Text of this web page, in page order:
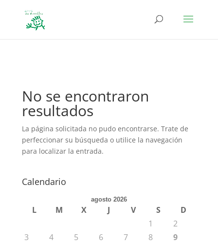
No se encontraron
resultados
La página solicitada no pudo encontrarse. Trate de
perfeccionar su búsqueda o utilice la navegación
para localizar la entrada.
Calendario
agosto 2026
L M X J V S
D
1
2
3
4 5 6 7 8
9